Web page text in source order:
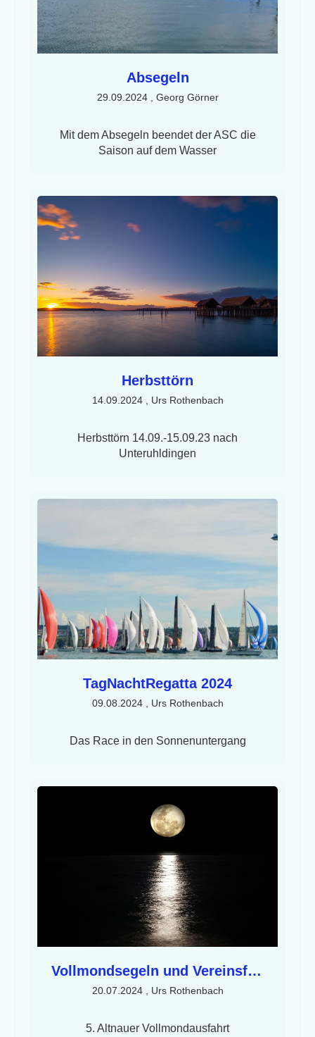
Absegeln
29.09.2024, Georg Görner
Mit dem Absegeln beendet der ASC die
Saison auf dem Wasser
Herbsttörn
14.09.2024, Urs Rothenbach
Herbsttörn 14.09.-15.09.23 nach
Unteruhldingen
TagNachtRegatta 2024
09.08.2024, Urs Rothenbach
Das Race in den Sonnenuntergang
Vollmondsegeln und Vereinsfest
20.07.2024, Urs Rothenbach
5. Altnauer Vollmondausfahrt